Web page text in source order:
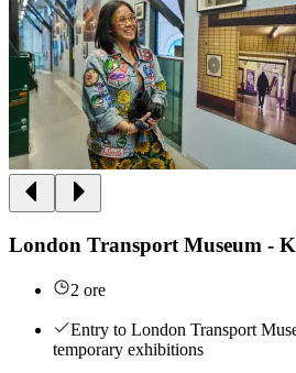
London Transport Museum -
2 ore
Entry to London Transport
temporary exhibitions